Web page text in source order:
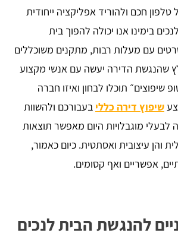
חכם ולהוריד אפליקציה ייחודית
בימינו אנו יכולה להפוך בית
עם מעלות רבות, מתקנים משוכללים
שהנגשת הדירה יעשה עם אנשי מקצוע
שיפוצים״ תוכלו לבחון ואיזו חברה
שיפוץ דירה כללי בעבורכם ולהשוות
לבעלי מוגבלויות היום מאפשר תוצאות
והן עיצובית ואסתטית. כיום כאמור,
אפשריים ואף קסומים.
להנגשת הבית לנכים